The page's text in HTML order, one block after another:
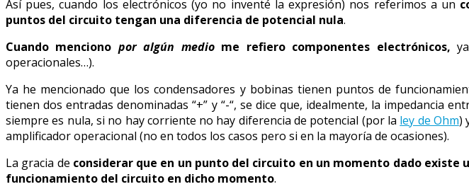
Así pues, cuando los electrónicos (yo no inventé la expresión) nos referimos a un
puntos del circuito tengan una diferencia de potencial nula.
Cuando menciono por algún mediome refiero componentes electrónicos,
operacionales…).
Ya he mencionado que los condensadores y bobinas tienen puntos de
tienen dos entradas denominadas “+” y “-“, se dice que, idealmente, la impedancia
siempre es nula, si no hay corriente no hay diferencia de potencial (por la ley de Ohm)
amplificador operacional (no en todos los casos pero si en la mayoría de ocasiones).
La gracia de considerar que en un punto del circuito en un momento dado
funcionamiento del circuito en dicho momento.